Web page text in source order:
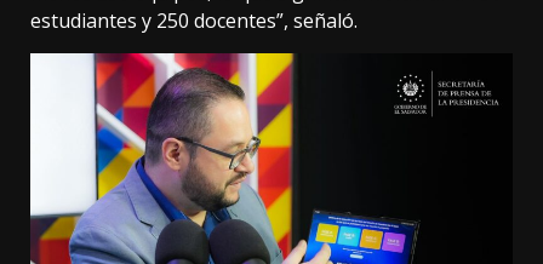
estudiantes y 250 docentes”, señaló.